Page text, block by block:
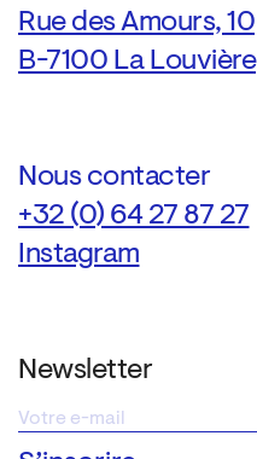
Rue des Amours, 10
B-7100 La Louvière
Nous contacter
+32 (0) 64 27 87 27
Instagram
Newsletter